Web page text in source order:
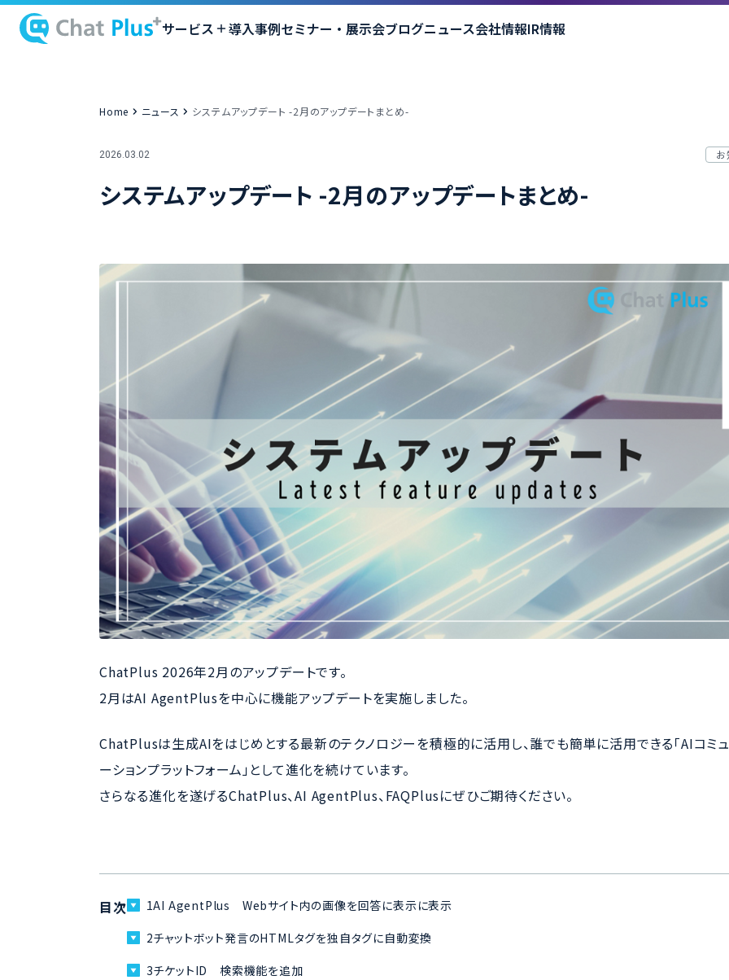
サービス 導入事例セミナー・展示会ブログニュース会社情報IR情報
Home ニュース システムアップデート -2月のアップデートまとめ-
2026.03.02 お
システムアップデート -2月のアップデートまとめ-
ChatPlus 2026年2月のアップデートです。
2月はAI AgentPlusを中心に機能アップデートを実施しました。
ChatPlusは生成AIをはじめとする最新のテクノロジーを積極的に活用し、誰でも簡単に活用できる「AIコミ
ーションプラットフォーム」として進化を続けています。
さらなる進化を遂げるChatPlus、AI AgentPlus、FAQPlusにぜひご期待ください。
目次 1AI AgentPlus Webサイト内の画像を回答に表示に表示
2チャットボット発言のHTMLタグを独自タグに自動変換
3チケットID 検索機能を追加